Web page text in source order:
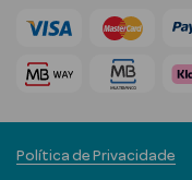
Séruns Faciais
Creme de
Política de Privacidade